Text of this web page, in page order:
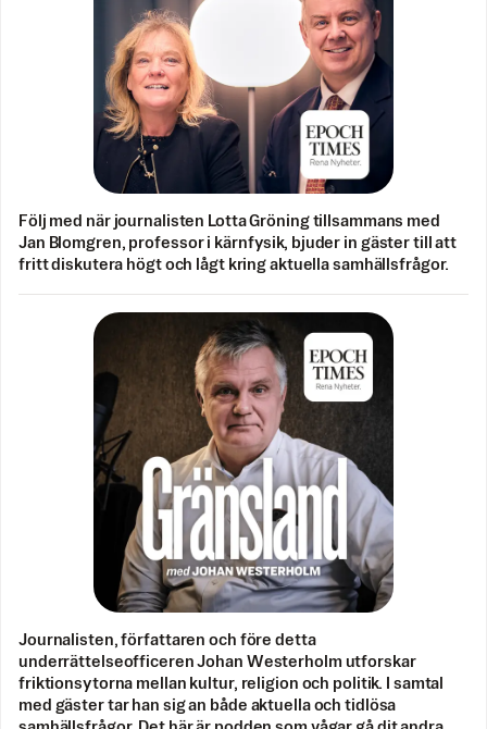
Följ med när journalisten Lotta Gröning tillsammans med
Jan Blomgren, professor i kärnfysik, bjuder in gäster till att
fritt diskutera högt och lågt kring aktuella samhällsfrågor.
Journalisten, författaren och före detta
underrättelseofficeren Johan Westerholm utforskar
friktionsytorna mellan kultur, religion och politik. I samtal
med gäster tar han sig an både aktuella och tidlösa